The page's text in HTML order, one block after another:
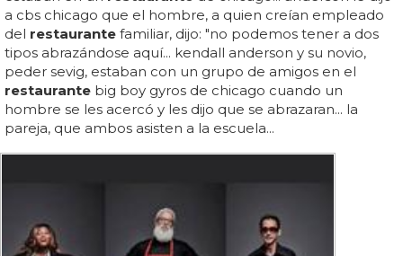
a cbs chicago que el hombre, a quien creían empleado
del restaurante familiar, dijo: "no podemos tener a dos
tipos abrazándose aquí... kendall anderson y su novio,
peder sevig, estaban con un grupo de amigos en el
restaurante big boy gyros de chicago cuando un
hombre se les acercó y les dijo que se abrazaran... la
pareja, que ambos asisten a la escuela...